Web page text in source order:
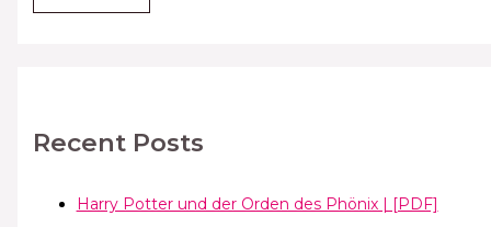
Recent Posts
Harry Potter und der Orden des Phönix | [PDF]